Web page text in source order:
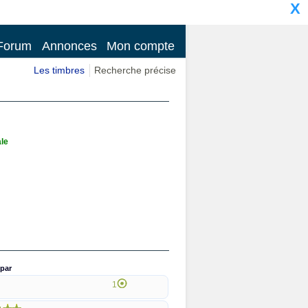
X
Annonces Mon compte
Les timbres Recherche précise
1